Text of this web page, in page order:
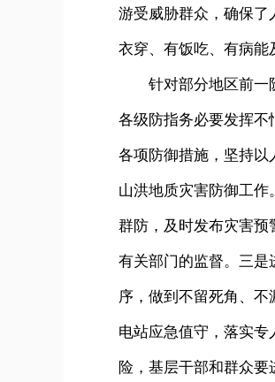
游受威胁群众，确保
衣穿、有饭吃、有病能
针对部分地区前一阶
各级防指务必要发挥
各项防御措施，坚持以
山洪地质灾害防御工
群防，及时发布灾害
有关部门的监督。三
序，做到不留死角、
电站应急值守，落实
险，基层干部和群众